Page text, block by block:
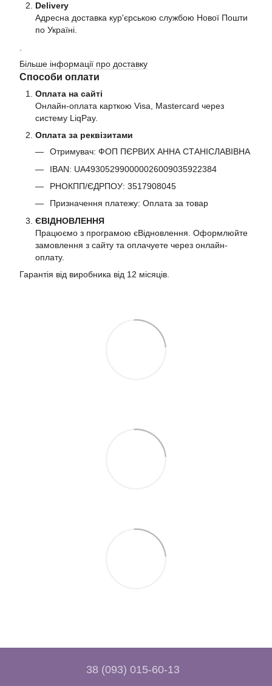
Delivery
Адресна доставка кур'єрською службою Нової Пошти
по Україні.
Більше інформації про доставку
Способи оплати
Оплата на сайті
Онлайн-оплата карткою Visa, Mastercard через
систему LiqPay.
Оплата за реквізитами
Отримувач: ФОП ПЄРВИХ АННА СТАНІСЛАВІВНА
IBAN: UA493052990000026009035922384
РНОКПП/ЄДРПОУ: 3517908045
Призначення платежу: Оплата за товар
ЄВІДНОВЛЕННЯ
Працюємо з програмою єВідновлення. Оформлюйте
замовлення з сайту та оплачуете через онлайн-
оплату.
Гарантія від виробника від 12 місяців.
38 (093) 015-60-13